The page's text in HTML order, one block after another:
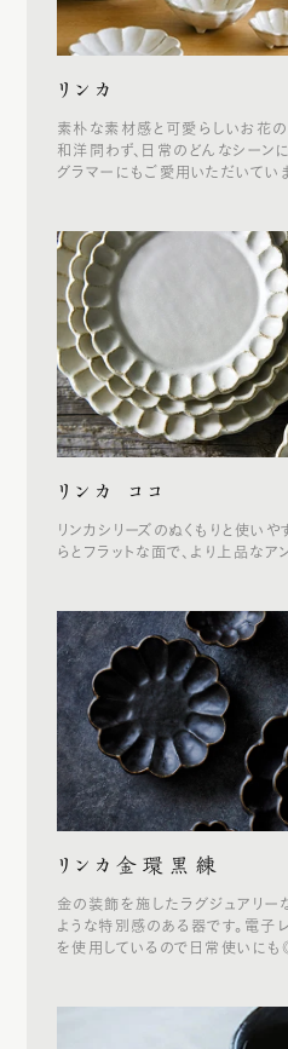
リンカ
素朴な素材感と可愛らしいお花の
和洋問わず、日常のどんなシーン
グラマーにもご愛用いただいていま
リンカ ココ
リンカシリーズのぬくもりと使い
らとフラットな面で、より上品なア
リンカ金環黒練
金の装飾を施したラグジュアリー
ような特別感のある器です。電子
を使用しているので日常使いに